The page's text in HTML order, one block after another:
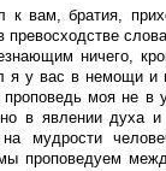
к вам, братия,
превосходстве
ничего,
я у вас в немощи и
моя не в
но в явлении духа
мудрости
проповедуем